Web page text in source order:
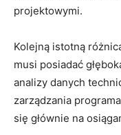
projektowymi.
Kolejną istotną
musi⁢ posiadać
analizy danych
zarządzania
się‌ głównie na⁤